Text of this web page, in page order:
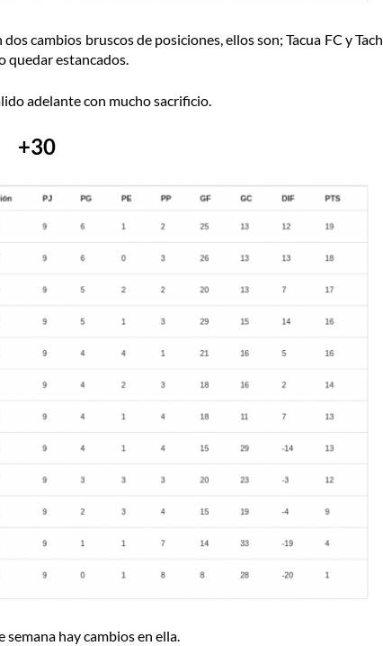
cambios bruscos de posiciones, ellos son; Tacua FC y Tach
quedar estancados.
adelante con mucho sacrificio.
+30
semana hay cambios en ella.